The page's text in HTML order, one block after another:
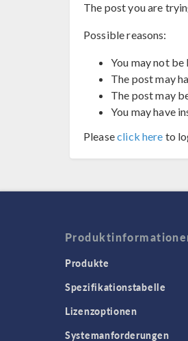
The post you are
Possible reasons:
You may not be
The post may
The post may
You may have
Pleaseclick here to
Produkte
Spezifikationstabelle
Lizenzoptionen
Systemanforderungen